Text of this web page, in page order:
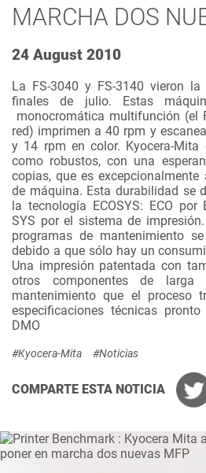
MARCHA DOS
24 August 2010
La FS-3040 y FS-3140 vieron
finales de julio. Estas
monocromática multifunción (el
red) imprimen a 40 rpm y
y 14 rpm en color. Kyocera-Mita
como robustos, con una
copias, que es
de máquina. Esta durabilidad se
la tecnología ECOSYS: ECO
SYS por el sistema de
programas de mantenimiento
debido a que sólo hay un
Una impresión patentada con
otros componentes de larga
mantenimiento que el proceso
especificaciones técnicas
DMO
#Kyocera-Mita #Noticias
COMPARTE ESTA NOTICIA